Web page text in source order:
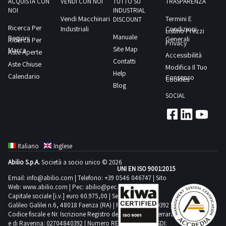
p.iva
e
qualificabili
uso
e
non
per
uso
privato)
messa
saranno
ammessi
a
partecipare
all’asta
esclusivamente
SYSTEM
R
con
diametro
max.
barra
45
banco
mm
560
Distanze
nominali
le
punte
mm
1500
giornata
NOI
Ricerca Per
Regioni
Ricerca Per
Marca
Aste Aperte
Aste Chiuse
Calendario
Vendi Macchinari
Industriali
INDUSTRIAL
DISCOUNT
Manuale
Site Map
Contatti
Help
Blog
Termini E
Condizioni
Generali
Listino Prezzi
Privacy
Accessibilità
Modifica Il Tuo
Consenso
Cookies
SOCIAL
Italiano
Inglese
Abilio S.p.A.Società a socio unico © 2026
Email: info@abilio.com | Telefono: +39 0546 046747 | Sito
Web: www.abilio.com | Pec: abilio@pec.illimity.com
Capitale sociale [i.v.] euro 60.975,00 | Sede legale in Via
Galileo Galilei n.6, 48018 Faenza (RA) | P.IVA: 02704840392 |
Codice fiscale e Nr. Iscrizione Registro delle Imprese di Ferrara
e di Ravenna: 02704840392 | Numero REA RA 224830 | SDI:
UNI EN ISO 9001:2015